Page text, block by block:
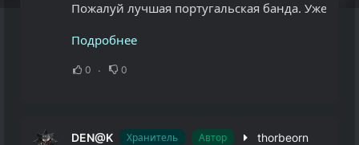
Пожалуй лучшая португальская банда. Уже
Подробнее
0 0
DEN@K Хранитель Автор thorbeorn